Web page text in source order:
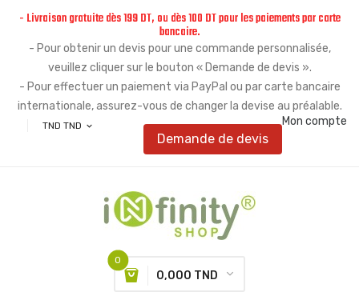
- Livraison gratuite dès 199 DT, ou dès 100 DT pour les paiements par carte
bancaire.
- Pour obtenir un devis pour une commande personnalisée,
veuillez cliquer sur le bouton « Demande de devis ».
- Pour effectuer un paiement via PayPal ou par carte bancaire
internationale, assurez-vous de changer la devise au préalable.
TND TND expand_more Mon compte
Demande de devis
0
0,000 TND